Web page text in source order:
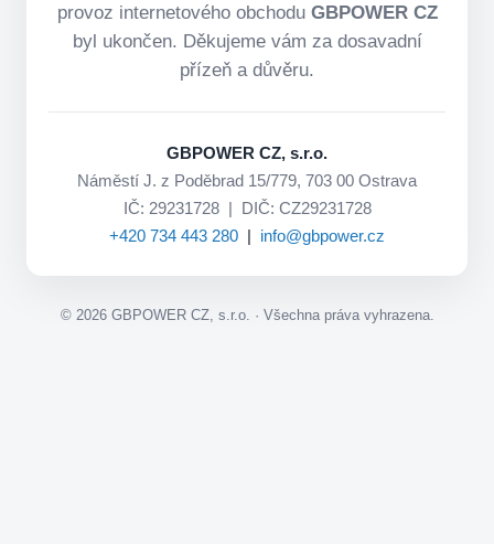
provoz internetového obchodu GBPOWER CZ
byl ukončen. Děkujeme vám za dosavadní
přízeň a důvěru.
GBPOWER CZ, s.r.o.
Náměstí J. z Poděbrad 15/779, 703 00 Ostrava
IČ: 29231728 | DIČ: CZ29231728
+420 734 443 280 | info@gbpower.cz
© 2026GBPOWER CZ, s.r.o. · Všechna práva vyhrazena.